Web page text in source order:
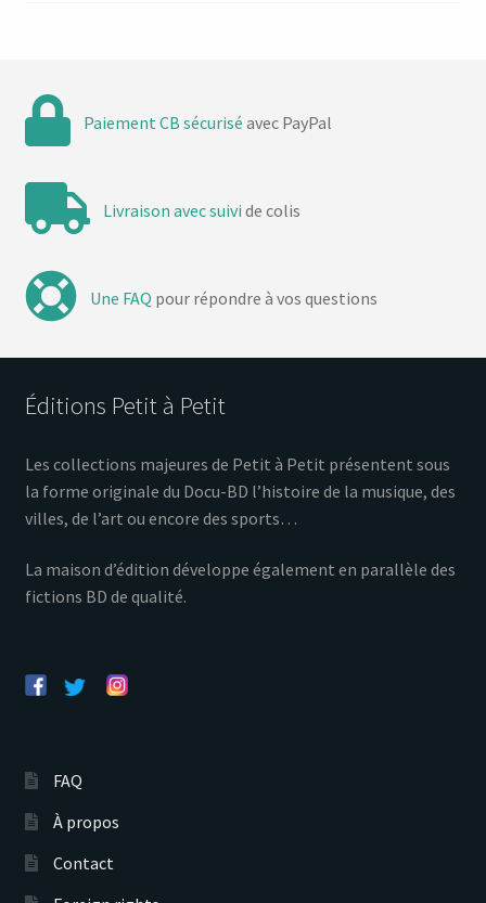
Paiement CB sécurisé avec PayPal
Livraison avec suivi de colis
Une FAQ pour répondre à vos questions
Éditions Petit à Petit
Les collections majeures de Petit à Petit présentent sous
la forme originale du Docu-BD l’histoire de la musique, des
villes, de l’art ou encore des sports…
La maison d’édition développe également en parallèle des
fictions BD de qualité.
FAQ
À propos
Contact